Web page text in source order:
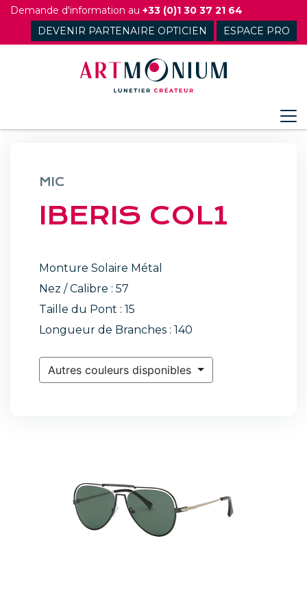
Skip
content
Demande d'information au +33 (0)1 30 37 21 64
DEVENIR PARTENAIRE OPTICIEN
ESPACE PRO
MIC
IBERIS COL1
Monture Solaire Métal
Nez / Calibre : 57
Taille du Pont : 15
Longueur de Branches : 140
Autres couleurs disponibles